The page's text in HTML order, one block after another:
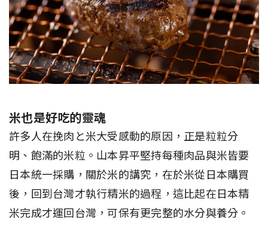
米也是好吃的靈魂
許多人在挽肉と米大受感動的原因，正是粒粒分
明、飽滿的米粒。山本昇平堅持每種肉品與米皆要
日本統一採購，關於米的講究，在於米從日本購買
後，回到台灣才執行精米的過程，這比起在日本精
米完成才運回台灣，可保有更完整的水分與養分。